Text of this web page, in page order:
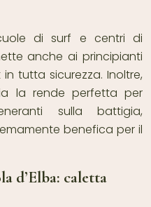
di surf e centri di
anche ai principianti
tutta sicurezza. Inoltre,
la rende perfetta per
sulla battigia,
benefica per il
d’Elba: caletta